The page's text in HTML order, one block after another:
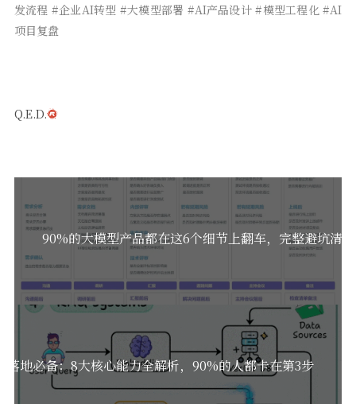
发流程 #企业AI转型 #大模型部署 #AI产品设计 #模型工程化 #AI
项目复盘
Q.E.D.
90%的大模型产品都在这6个细节上翻车，完整避坑清
落地必备：8大核心能力全解析，90%的人都卡在第3步